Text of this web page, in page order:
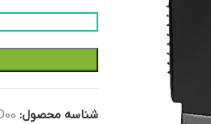
شناسه محصول: